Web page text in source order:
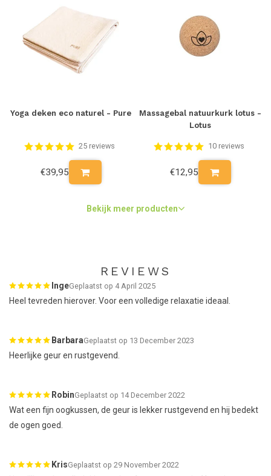
Yoga deken eco naturel - Pure
25 reviews
€39,95
Massagebal natuurkurk lotus -
Lotus
10 reviews
€12,95
Bekijk meer producten
REVIEWS
IngeGeplaatst op 4 April 2025
Heel tevreden hierover. Voor een volledige relaxatie ideaal.
BarbaraGeplaatst op 13 December 2023
Heerlijke geur en rustgevend.
RobinGeplaatst op 14 December 2022
Wat een fijn oogkussen, de geur is lekker rustgevend en hij bedekt
de ogen goed.
KrisGeplaatst op 29 November 2022